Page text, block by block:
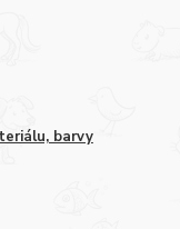
barvy